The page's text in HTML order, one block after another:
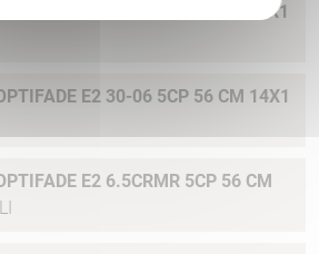
CARA LUPO OPTIFADE E2 308W 5CP 56 CM 14X1
CARA LUPO OPTIFADE E2 30-06 5CP 56 CM 14X1
E2 6.5CRMR 5CP 56 CM